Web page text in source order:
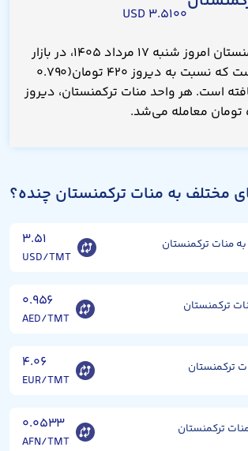
۳.۵۱۰۰ USD
قیمت منات ترکمنستان امروز شنبه ۱۷ مرداد ۱۴۰۵، در بازار
۵۲,۹۸۰ تومان است که نسبت به دیروز ۴۲۰ تومان(۰.۷۹۰
است. هر واحد منات ترکمنستان، دیروز
مختلف به منات ترکمنستان چنده؟
به منات ترکمنستان ۳.۵۱
USD/TMT
ترکمنستان ۰.۹۵۶
AED/TMT
ترکمنستان ۴.۰۶
EUR/TMT
ترکمنستان ۰.۰۵۳۳
AFN/TMT